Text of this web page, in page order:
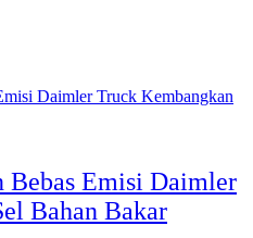
Bebas Emisi Daimler
Bahan Bakar